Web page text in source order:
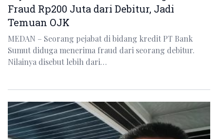
Fraud Rp200 Juta dari Debitur, Jadi
Temuan OJK
MEDAN – Seorang pejabat di bidang kredit PT Bank
Sumut diduga menerima fraud dari seorang debitur.
Nilainya disebut lebih dari…